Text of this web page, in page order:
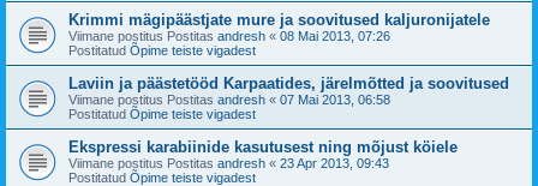
Krimmi mägipäästjate mure ja soovitused kaljuronijatele
Viimane postitus Postitas andresh « 08 Mai 2013, 07:26
Postitatud Õpime teiste vigadest
Laviin ja päästetööd Karpaatides, järelmõtted ja soovitused
Viimane postitus Postitas andresh « 07 Mai 2013, 06:58
Postitatud Õpime teiste vigadest
Ekspressi karabiinide kasutusest ning mõjust köiele
Viimane postitus Postitas andresh « 23 Apr 2013, 09:43
Postitatud Õpime teiste vigadest